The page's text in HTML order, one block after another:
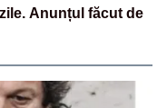
Anunțul făcut de